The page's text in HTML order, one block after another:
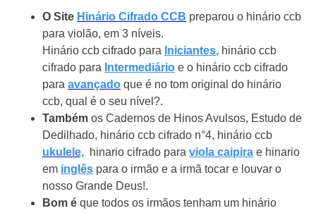
O Site Hinário Cifrado CCB preparou o hinário ccb
para violão, em 3 níveis.
Hinário ccb cifrado para Iniciantes, hinário ccb
cifrado para Intermediário e o hinário ccb cifrado
para avançado que é no tom original do hinário
ccb, qual é o seu nível?.
Também os Cadernos de Hinos Avulsos, Estudo de
Dedilhado, hinário ccb cifrado n°4, hinário ccb
ukulele, hinario cifrado para viola caipira e hinario
em inglês para o irmão e a irmã tocar e louvar o
nosso Grande Deus!.
Bom é que todos os irmãos tenham um hinário